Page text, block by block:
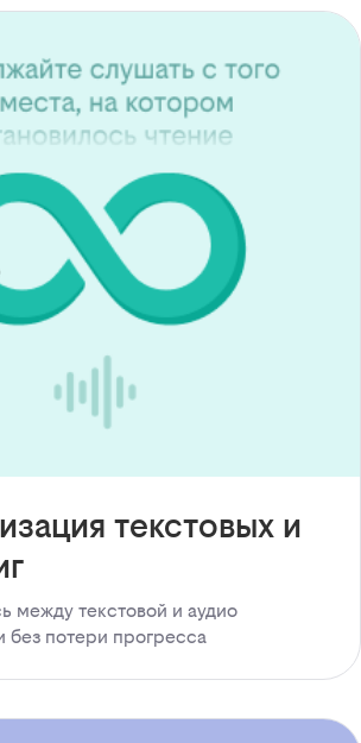
текстовых и
между текстовой и аудио
без потери прогресса